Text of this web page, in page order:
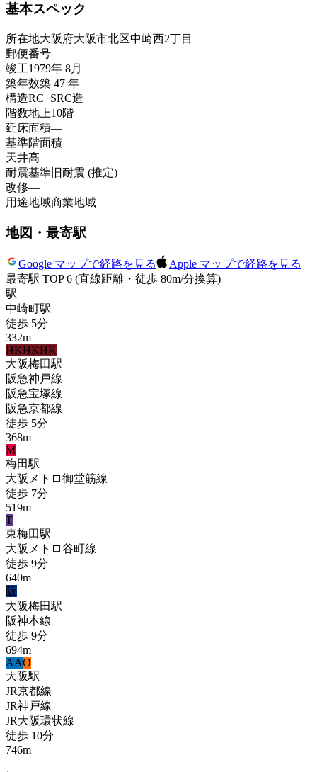
基本スペック
所在地大阪府大阪市北区中崎西2丁目
郵便番号—
竣工1979年 8月
築年数築 47 年
構造RC+SRC造
階数地上10階
延床面積—
基準階面積—
天井高—
耐震基準 旧耐震 (推定)
改修—
用途地域商業地域
地図・最寄駅
Google マップで経路を見る
Apple マップで経路を見る
最寄駅 TOP 6 (直線距離・徒歩 80m/分換算)
駅
中崎町駅
徒歩 5分
332m
HKHKHK
大阪梅田駅
阪急神戸線
阪急宝塚線
阪急京都線
徒歩 5分
368m
M
梅田駅
大阪メトロ御堂筋線
徒歩 7分
519m
T
東梅田駅
大阪メトロ谷町線
徒歩 9分
640m
阪
大阪梅田駅
阪神本線
徒歩 9分
694m
AAO
大阪駅
JR京都線
JR神戸線
JR大阪環状線
徒歩 10分
746m